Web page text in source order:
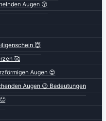
Augen 😙
😇
🥰
Augen 😍
Augen 😉 Bedeutungen